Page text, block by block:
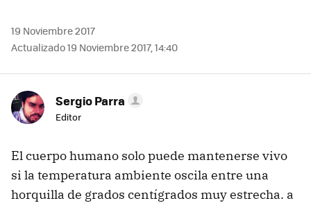
19 Noviembre 2017
Actualizado 19 Noviembre 2017, 14:40
Sergio Parra
Editor
El cuerpo humano solo puede mantenerse vivo
si la temperatura ambiente oscila entre una
horquilla de grados centígrados muy estrecha. a